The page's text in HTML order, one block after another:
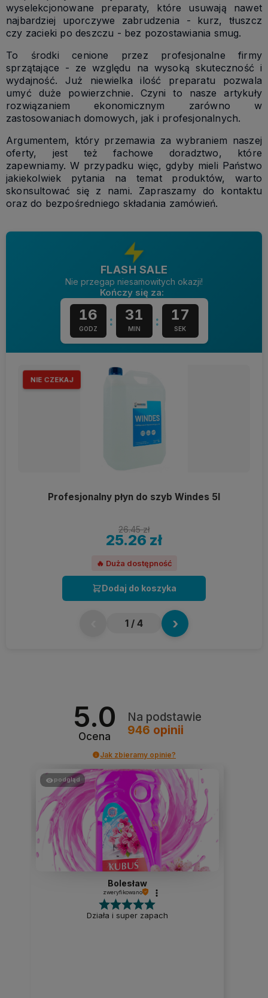
wyselekcjonowane preparaty, które usuwają nawet
najbardziej uporczywe zabrudzenia - kurz, tłuszcz
czy zacieki po deszczu - bez pozostawiania smug.
To środki cenione przez profesjonalne firmy
sprzątające - ze względu na wysoką skuteczność i
wydajność. Już niewielka ilość preparatu pozwala
umyć duże powierzchnie. Czyni to nasze artykuły
rozwiązaniem ekonomicznym zarówno w
zastosowaniach domowych, jak i profesjonalnych.
Argumentem, który przemawia za wybraniem naszej
oferty, jest też fachowe doradztwo, które
zapewniamy. W przypadku więc, gdyby mieli Państwo
jakiekolwiek pytania na temat produktów, warto
skonsultować się z nami. Zapraszamy do kontaktu
oraz do bezpośredniego składania zamówień.
FLASH SALE
Nie przegap niesamowitych okazji!
Kończy się za:
16
GODZ : 31
MIN : 16
SEK
NIE CZEKAJ
Profesjonalny płyn do szyb Windes 5l
26.45 zł
25.26 zł
🔥 Duża dostępność
Dodaj do koszyka
1 / 4 ›
5.0
Ocena
Na podstawie
946 opinii
Jak zbieramy opinie?
podgląd
Bolesław
zweryfikowano
Działa i super zapach